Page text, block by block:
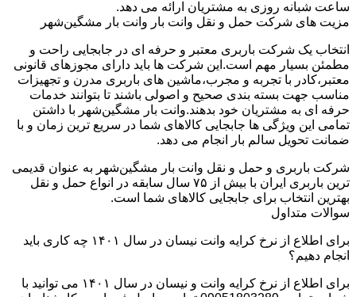
ساعت شبانه روزی به مشتریان ارائه می دهد.
مزیت های شرکت حمل و نقل وانت بار وانت بار مشگین‌شهر
انتخاب یک شرکت باربری معتبر و حرفه ای در جابجایی راحت و
مطمئن بسیار مهم است.این شرکت ها باید دارای مجوزهای قانونی
معتبر،کادر با تجربه و مجرب،ماشین های باربری مدرن و تجهیزات
مناسب جهت بسته بندی صحیح و اصولی باشند تا بتوانند خدمات
حرفه ای به مشتریان خود بدهند.وانت بار مشگین‌شهر با داشتن
تمامی این ویژگی ها جابجایی کالاهای شما در سریع ترین زمان و با
ضمانت تحویل سالم بار انجام می دهد.
شرکت باربری و حمل و نقل وانت بار مشگین‌شهر به عنوان قدیمی
ترین باربری ایران با بیش از ۷۵ سال سابقه در انواع حمل و نقل
بهترین انتخاب برای جابجایی کالاهای شما است.
سوالات متداول
برای اطلاع از نرخ کرایه وانت نیسان در سال ۱۴۰۱ چه کاری باید
انجام دهیم؟
برای اطلاع از نرخ کرایه وانت و نیسان در سال ۱۴۰۱ می توانید با